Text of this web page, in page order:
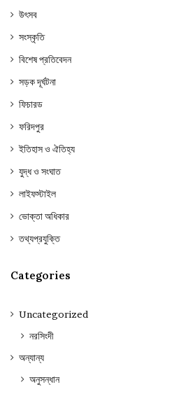
উৎসব
সংস্কৃতি
বিশেষ প্রতিবেদন
সড়ক দূর্ঘটনা
ফিচারড
ফরিদপুর
ইতিহাস ও ঐতিহ্য
যুদ্ধ ও সংঘাত
লাইফস্টাইল
ভোক্তা অধিকার
তথ্যপ্রযুক্তি
Categories
Uncategorized
নরসিংদী
অন্যান্য
অনুসন্ধান